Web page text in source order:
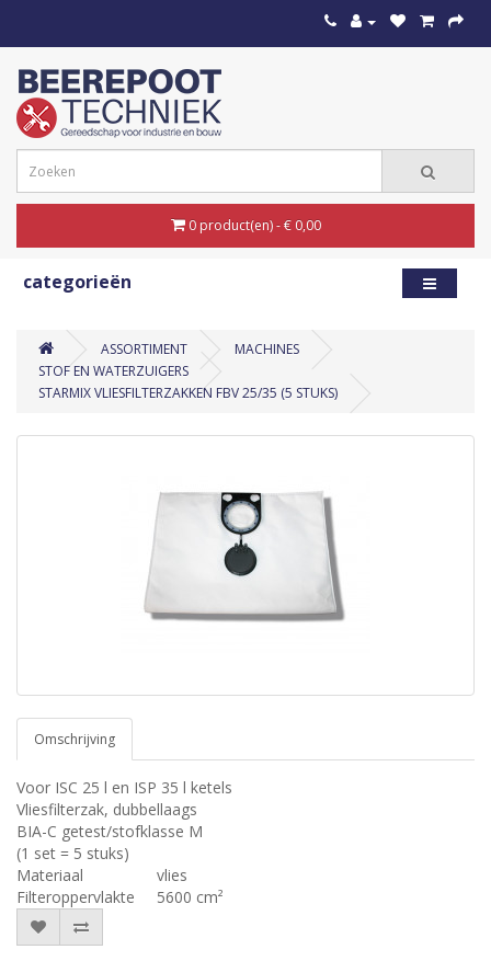
0 product(en) - € 0,00
categorieën
ASSORTIMENT
MACHINES
STOF EN WATERZUIGERS
STARMIX VLIESFILTERZAKKEN FBV 25/35 (5 STUKS)
Omschrijving
Voor ISC 25 l en ISP 35 l ketels
Vliesfilterzak, dubbellaags
BIA-C getest/stofklasse M
(1 set = 5 stuks)
Materiaal
vlies
Filteroppervlakte
5600 cm²